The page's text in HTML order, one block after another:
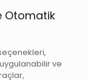
Otomatik
ve